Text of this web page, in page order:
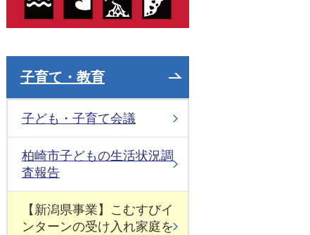
子育て・教育
子ども・子育て会議
柏崎市子どもの生活状況調
査報告
【新潟県事業】こむすびイ
ンターンの受け入れ家庭を